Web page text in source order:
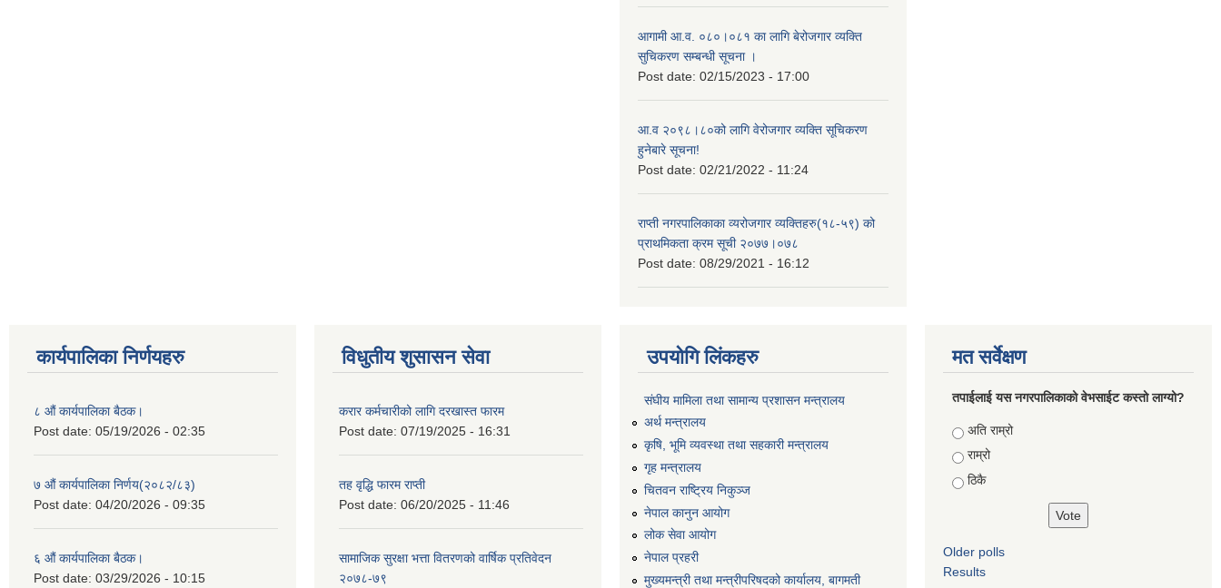
आगामी आ.व. ०८०।०८१ का लागि बेरोजगार व्यक्ति
सुचिकरण सम्बन्धी सूचना ।
Post date: 02/15/2023 - 17:00
आ.व २०९८।८०को लागि वेरोजगार व्यक्ति सूचिकरण
हुनेबारे सूचना!
Post date: 02/21/2022 - 11:24
राप्ती नगरपालिकाका व्यरोजगार व्यक्तिहरु(१८-५९) को
प्राथमिकता क्रम सूची २०७७।०७८
Post date: 08/29/2021 - 16:12
कार्यपालिका निर्णयहरु
८ औं कार्यपालिका बैठक।
Post date: 05/19/2026 - 02:35
७ औं कार्यपालिका निर्णय(२०८२/८३)
Post date: 04/20/2026 - 09:35
६ औं कार्यपालिका बैठक।
Post date: 03/29/2026 - 10:15
विधुतीय शुसासन सेवा
करार कर्मचारीको लागि दरखास्त फारम
Post date: 07/19/2025 - 16:31
तह वृद्धि फारम राप्ती
Post date: 06/20/2025 - 11:46
सामाजिक सुरक्षा भत्ता वितरणको वार्षिक प्रतिवेदन
२०७८-७९
उपयोगि लिंकहरु
संघीय मामिला तथा सामान्य प्रशासन मन्त्रालय
अर्थ मन्त्रालय
कृषि, भूमि व्यवस्था तथा सहकारी मन्त्रालय
गृह मन्त्रालय
चितवन राष्ट्रिय निकुञ्ज
नेपाल कानुन आयोग
लोक सेवा आयोग
नेपाल प्रहरी
मुख्यमन्त्री तथा मन्त्रीपरिषदको कार्यालय, बागमती
मत सर्वेक्षण
तपाईलाई यस नगरपालिकाको वेभसाईट कस्तो लाग्यो?
Choices
अति राम्रो
राम्रो
ठिकै
Older polls
Results